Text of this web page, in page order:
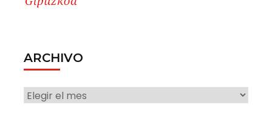
ARCHIVO
ARCHIVO